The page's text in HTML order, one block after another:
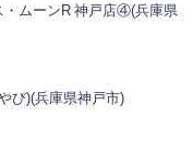
ムーンR 神戸店④(兵庫県
び)(兵庫県神戸市)